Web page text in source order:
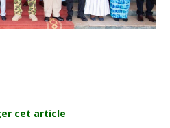
cet article